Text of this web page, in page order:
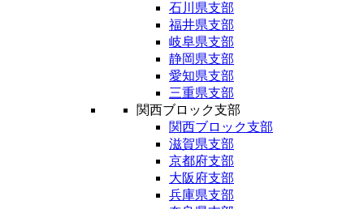
石川県支部
福井県支部
岐阜県支部
静岡県支部
愛知県支部
三重県支部
関西ブロック支部
関西ブロック支部
滋賀県支部
京都府支部
大阪府支部
兵庫県支部